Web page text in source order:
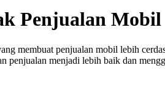
Penjualan
membuat penjualan mobil lebih
menjadi lebih baik dan